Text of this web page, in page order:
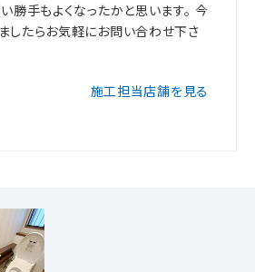
勝手もよくなったかと思います。 今
したらお気軽にお問い合わせ下さ
施工担当店舗を見る